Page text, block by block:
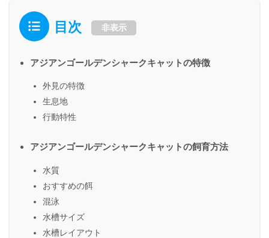
目次 非表示
アジアンゴールデンシャークキャットの特徴
外見の特徴
生息地
行動特性
アジアンゴールデンシャークキャットの飼育方法
水質
おすすめの餌
混泳
水槽サイズ
水槽レイアウト